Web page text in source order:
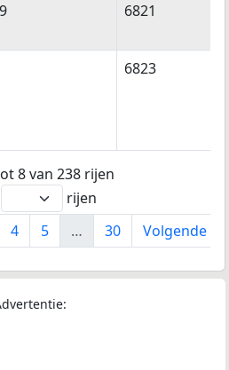
6821
6823
8 van 238 rijen
rijen
4 5 … 30 Volgende